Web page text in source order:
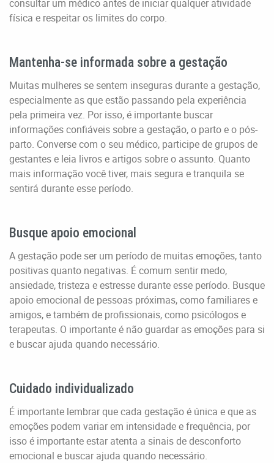
consultar um médico antes de iniciar qualquer atividade
física e respeitar os limites do corpo.
Mantenha-se informada sobre a gestação
Muitas mulheres se sentem inseguras durante a gestação,
especialmente as que estão passando pela experiência
pela primeira vez. Por isso, é importante buscar
informações confiáveis sobre a gestação, o parto e o pós-
parto. Converse com o seu médico, participe de grupos de
gestantes e leia livros e artigos sobre o assunto. Quanto
mais informação você tiver, mais segura e tranquila se
sentirá durante esse período.
Busque apoio emocional
A gestação pode ser um período de muitas emoções, tanto
positivas quanto negativas. É comum sentir medo,
ansiedade, tristeza e estresse durante esse período. Busque
apoio emocional de pessoas próximas, como familiares e
amigos, e também de profissionais, como psicólogos e
terapeutas. O importante é não guardar as emoções para si
e buscar ajuda quando necessário.
Cuidado individualizado
É importante lembrar que cada gestação é única e que as
emoções podem variar em intensidade e frequência, por
isso é importante estar atenta a sinais de desconforto
emocional e buscar ajuda quando necessário.